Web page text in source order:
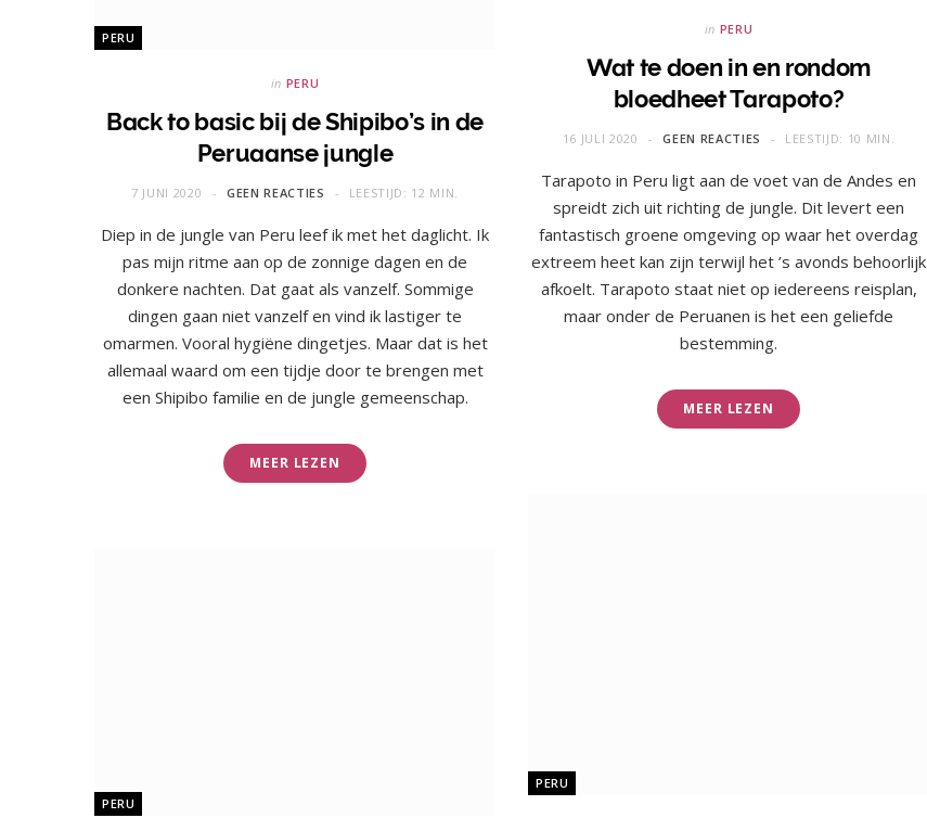
in PERU
Wat te doen in en rondom
bloedheet Tarapoto?
16 JULI 2020 GEEN REACTIES LEESTIJD: 10 MIN.
Tarapoto in Peru ligt aan de voet van de Andes en
spreidt zich uit richting de jungle. Dit levert een
fantastisch groene omgeving op waar het overdag
extreem heet kan zijn terwijl het ’s avonds behoorlijk
afkoelt. Tarapoto staat niet op iedereens reisplan,
maar onder de Peruanen is het een geliefde
bestemming.
MEER LEZEN
PERU
in PERU
Back to basic bij de Shipibo’s in de
Peruaanse jungle
7 JUNI 2020 GEEN REACTIES LEESTIJD: 12 MIN.
Diep in de jungle van Peru leef ik met het daglicht. Ik
pas mijn ritme aan op de zonnige dagen en de
donkere nachten. Dat gaat als vanzelf. Sommige
dingen gaan niet vanzelf en vind ik lastiger te
omarmen. Vooral hygiëne dingetjes. Maar dat is het
allemaal waard om een tijdje door te brengen met
een Shipibo familie en de jungle gemeenschap.
MEER LEZEN
PERU
PERU